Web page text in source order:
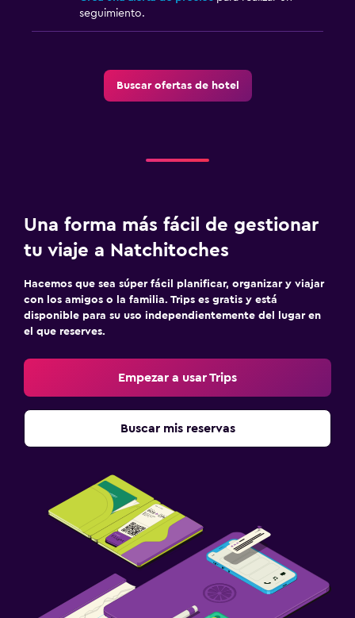
seguimiento.
Buscar ofertas de hotel
Una forma más fácil de gestionar
tu viaje a Natchitoches
Hacemos que sea súper fácil planificar, organizar y viajar
con los amigos o la familia. Trips es gratis y está
disponible para su uso independientemente del lugar en
el que reserves.
Empezar a usar Trips
Buscar mis reservas